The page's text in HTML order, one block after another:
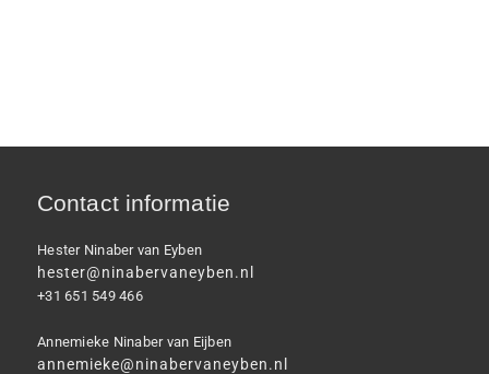
Contact informatie
Hester Ninaber van Eyben
hester@ninabervaneyben.nl
+31 651 549 466
Annemieke Ninaber van Eijben
annemieke@ninabervaneyben.nl